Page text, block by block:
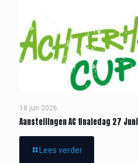
18 jun 2026
Aanstellingen AC finaledag 27 Juni
Lees verder